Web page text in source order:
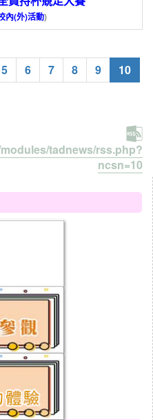
內(外)活動)
5 6 7 8 9 10
tadnews/rss.php?
ncsn=10